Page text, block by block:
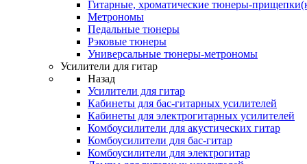
Гитарные, хроматические тюнеры-
Метрономы
Педальные тюнеры
Рэковые тюнеры
Универсальные тюнеры-метрономы
Усилители для гитар
Назад
Усилители для гитар
Кабинеты для бас-гитарных усилителей
Кабинеты для электрогитарных усилителей
Комбоусилители для акустических гитар
Комбоусилители для бас-гитар
Комбоусилители для электрогитар